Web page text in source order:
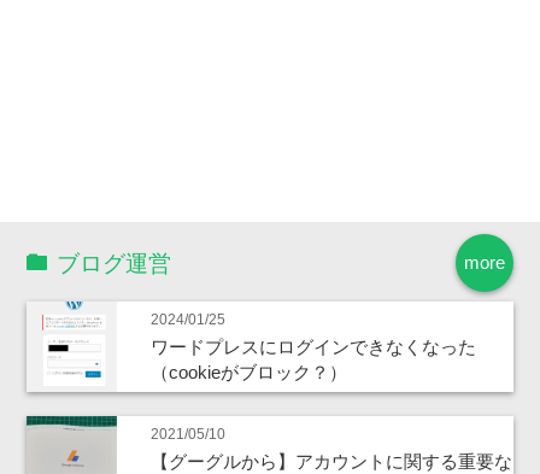
more
ブログ運営
2024/01/25
ワードプレスにログインできなくなった
（cookieがブロック？）
2021/05/10
【グーグルから】アカウントに関する重要な